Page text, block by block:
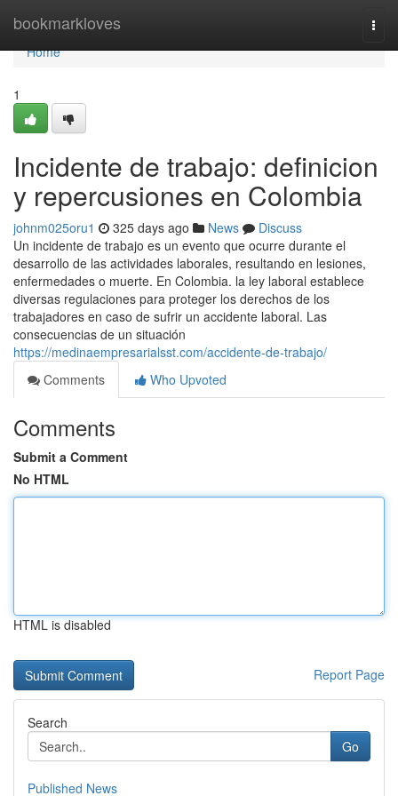
bookmarkloves
Home
Home
1
Incidente de trabajo: definicion
y repercusiones en Colombia
johnm025oru1 325 days ago News
Discuss
Un incidente de trabajo es un evento que ocurre durante el
desarrollo de las actividades laborales, resultando en lesiones,
enfermedades o muerte. En Colombia. la ley laboral establece
diversas regulaciones para proteger los derechos de los
trabajadores en caso de sufrir un accidente laboral. Las
consecuencias de un situación
https://medinaempresarialsst.com/accidente-de-trabajo/
Comments
Who Upvoted
Comments
Submit a Comment
No HTML
HTML is disabled
Report Page
Search
Go
Published News